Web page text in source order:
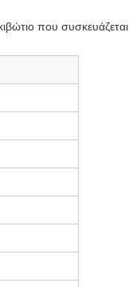
που συσκευάζεται